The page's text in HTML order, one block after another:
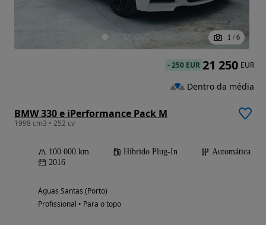
1 / 6
BMW 330 e iPerformance Pack M
1998 cm3 • 252 cv
100 000 km Híbrido Plug-In
Automática
2016
Águas Santas (Porto)
Profissional • Para o topo
-250 EUR 21 250 EUR
Dentro da média